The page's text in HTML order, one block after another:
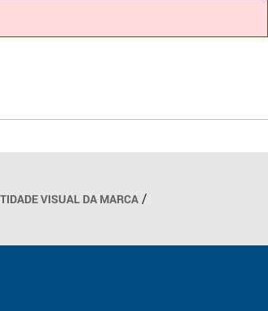
VISUAL DA MARCA